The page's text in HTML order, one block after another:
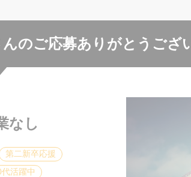
のご応募ありがとうござ
なし
第二新卒応援
代活躍中